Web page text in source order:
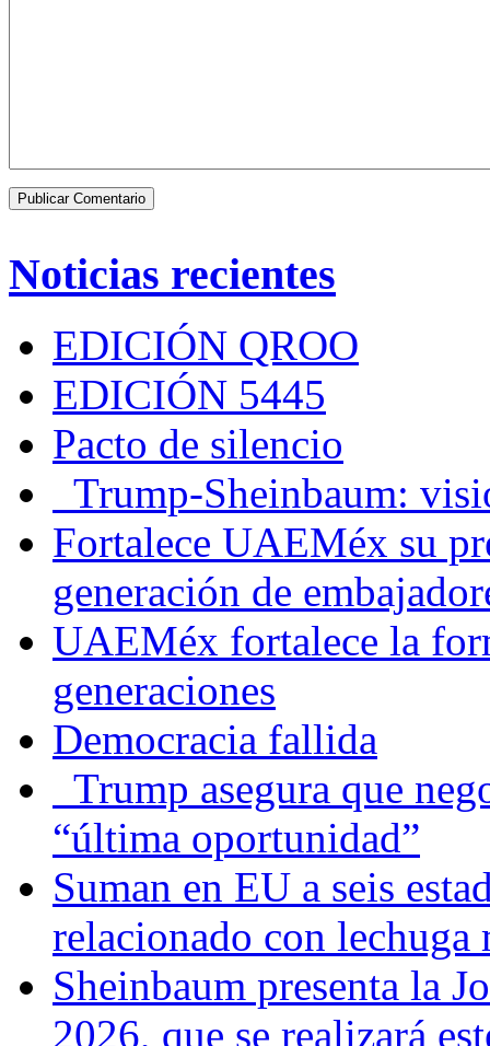
Noticias recientes
EDICIÓN QROO
EDICIÓN 5445
Pacto de silencio
Trump-Sheinbaum:
Fortalece UAEMéx su
generación de
UAEMéx fortalece la
generaciones
Democracia fallida
Trump asegura que
“última oportunidad”
Suman en EU a seis
relacionado con lechuga
Sheinbaum presenta la
2026, que se realizará